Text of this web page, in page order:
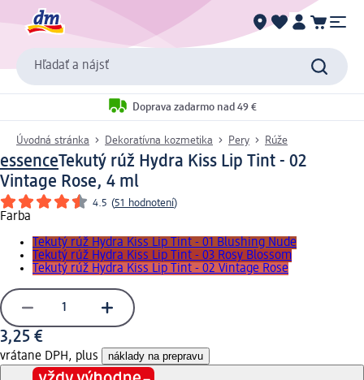
Hľadať a nájsť
Doprava zadarmo nad 49 €
Úvodná stránka Dekoratívna kozmetika Pery Rúže
essenceTekutý rúž Hydra Kiss Lip Tint - 02
Vintage Rose, 4 ml
4.5 (51 hodnotení)
Farba
Tekutý rúž Hydra Kiss Lip Tint - 01 Blushing Nude
Tekutý rúž Hydra Kiss Lip Tint - 03 Rosy Blossom
Tekutý rúž Hydra Kiss Lip Tint - 02 Vintage Rose
3,25 €
vrátane DPH, plus náklady na prepravu